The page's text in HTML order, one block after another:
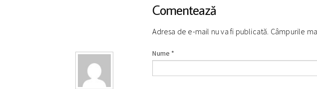
Comentează
Adresa de e-mail nu va fi publicată. Câmpurile
Nume *